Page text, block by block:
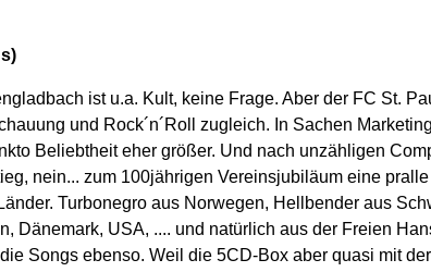
ist u.a. Kult, keine Frage. Aber der FC St.
und Rock´n´Roll zugleich. In Sachen
Beliebtheit eher größer. Und nach unzähligen
nein... zum 100jährigen Vereinsjubiläum eine
Turbonegro aus Norwegen, Hellbender aus
Dänemark, USA, .... und natürlich aus der Freien
Songs ebenso. Weil die 5CD-Box aber quasi mit